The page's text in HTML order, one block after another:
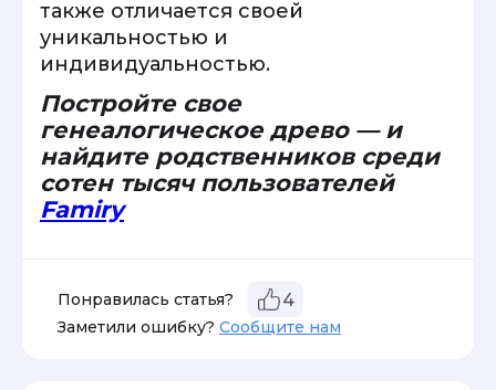
также отличается своей
уникальностью и
индивидуальностью.
Постройте свое
генеалогическое древо — и
найдите родственников среди
сотен тысяч пользователей
Famiry
Понравилась статья? 4
Заметили ошибку? Сообщите нам